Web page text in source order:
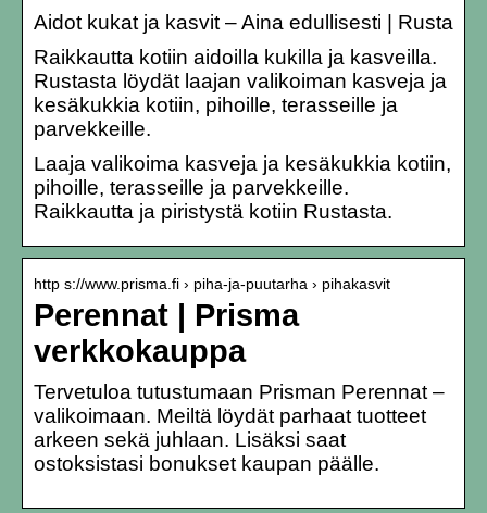
Aidot kukat ja kasvit – Aina edullisesti | Rusta
Raikkautta kotiin aidoilla kukilla ja kasveilla.
Rustasta löydät laajan valikoiman kasveja ja
kesäkukkia kotiin, pihoille, terasseille ja
parvekkeille.
Laaja valikoima kasveja ja kesäkukkia kotiin,
pihoille, terasseille ja parvekkeille.
Raikkautta ja piristystä kotiin Rustasta.
http s://www.prisma.fi › piha-ja-puutarha › pihakasvit
Perennat | Prisma
verkkokauppa
Tervetuloa tutustumaan Prisman Perennat –
valikoimaan. Meiltä löydät parhaat tuotteet
arkeen sekä juhlaan. Lisäksi saat
ostoksistasi bonukset kaupan päälle.